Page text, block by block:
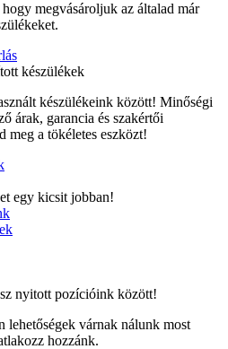
megvásároljuk az általad már
készülékek
készülékeink között! Minőségi
árak, garancia és szakértői
meg a tökéletes eszközt!
egy kicsit jobban!
nyitott pozícióink között!
lehetőségek várnak nálunk most
hozzánk.